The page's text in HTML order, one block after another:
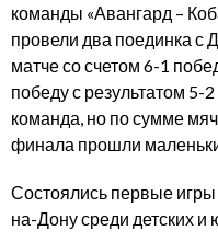
команды «Авангард –
провели два поединка
матче со счетом 6-1
победу с результатом 5-
команда, но по сумме
финала прошли
Состоялись первые игры
на-Дону среди детских и